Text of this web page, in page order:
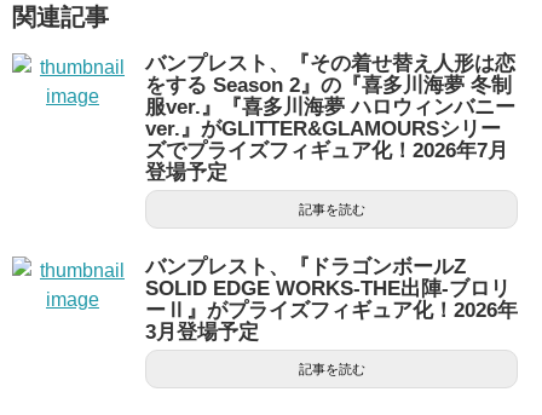
関連記事
バンプレスト、『その着せ替え人形は恋
をする Season 2』の『喜多川海夢 冬制
服ver.』『喜多川海夢 ハロウィンバニー
ver.』がGLITTER&GLAMOURSシリー
ズでプライズフィギュア化！2026年7月
登場予定
記事を読む
バンプレスト、『ドラゴンボールZ
SOLID EDGE WORKS-THE出陣-ブロリ
ーⅡ』がプライズフィギュア化！2026年
3月登場予定
記事を読む